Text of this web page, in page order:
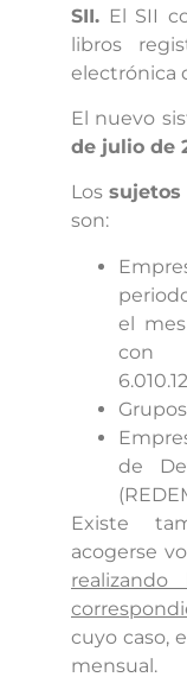
SII. El SII
libros
electrónica
El nuevo
de julio de
Lossujetos
son:
el
con
de
Existe
acogerse
cuyo caso,
mensual.